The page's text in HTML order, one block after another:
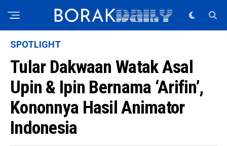
SPOTLIGHT
Tular Dakwaan Watak Asal
Upin & Ipin Bernama ‘Arifin’,
Kononnya Hasil Animator
Indonesia